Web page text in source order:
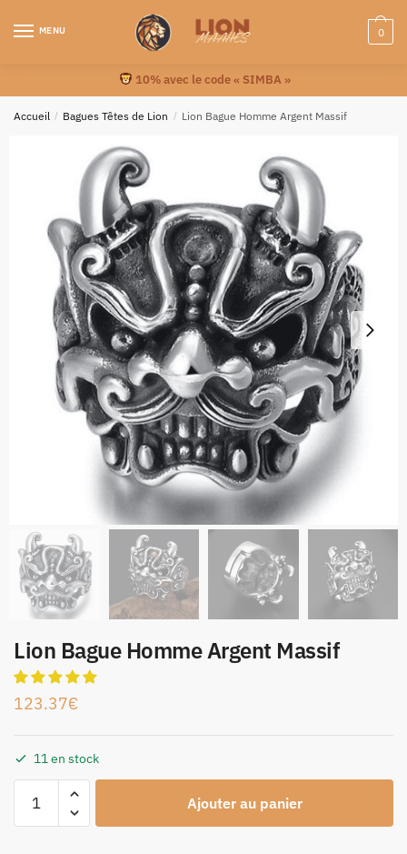
MENU 0
10% avec le code « SIMBA »
Accueil / Bagues Têtes de Lion / Lion Bague Homme Argent Massif
Lion Bague Homme Argent Massif
123.37€
11 en stock
Ajouter au panier